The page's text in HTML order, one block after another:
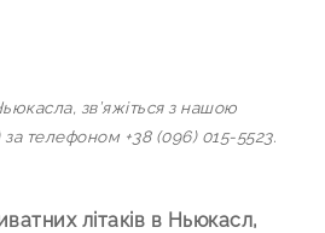
зв’яжіться з нашою
телефоном +38 (096) 015-5523.
літаків в Ньюкасл,